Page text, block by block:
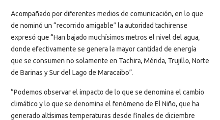
Acompañado por diferentes medios de comunicación, en lo que
de nominó un “recorrido amigable” la autoridad tachirense
expresó que “Han bajado muchísimos metros el nivel del agua,
donde efectivamente se genera la mayor cantidad de energía
que se consumen no solamente en Tachira, Mérida, Trujillo, Norte
de Barinas y Sur del Lago de Maracaibo”.
“Podemos observar el impacto de lo que se denomina el cambio
climático y lo que se denomina el fenómeno de El Niño, que ha
generado altísimas temperaturas desde finales de diciembre